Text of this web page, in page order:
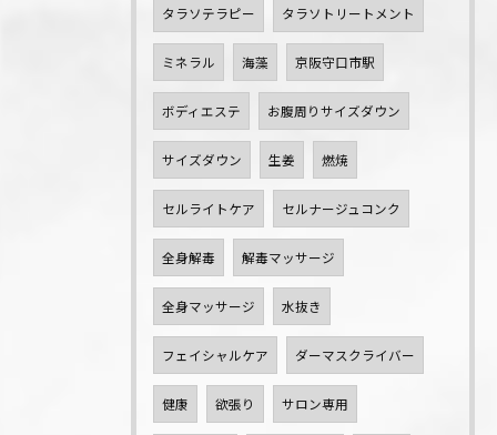
タラソテラピー タラソトリートメント
ミネラル 海藻 京阪守口市駅
ボディエステ お腹周りサイズダウン
サイズダウン 生姜 燃焼
セルライトケア セルナージュコンク
全身解毒 解毒マッサージ
全身マッサージ 水抜き
フェイシャルケア ダーマスクライバー
健康 欲張り サロン専用